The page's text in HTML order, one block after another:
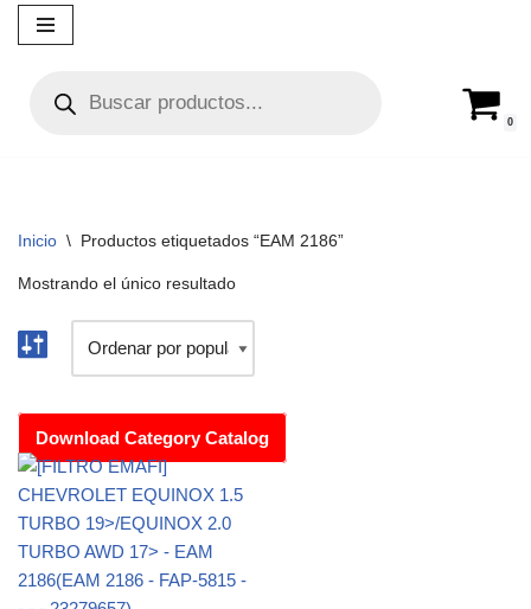
contenido
0
Inicio \ Productos etiquetados “EAM 2186”
Mostrando el único resultado
Download Category Catalog